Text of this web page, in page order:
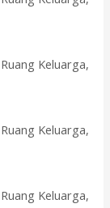
Keluarga,
Keluarga,
Keluarga,